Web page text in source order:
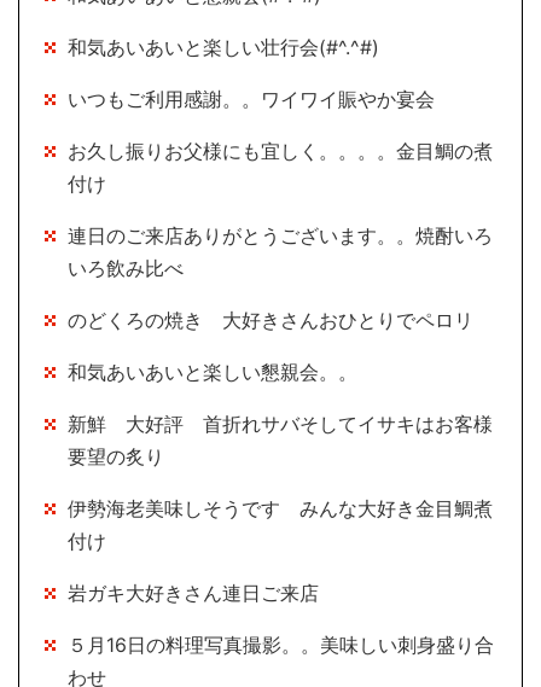
和気あいあいと楽しい壮行会(#^.^#)
いつもご利用感謝。。ワイワイ賑やか宴会
お久し振りお父様にも宜しく。。。。金目鯛の煮
付け
連日のご来店ありがとうございます。。焼酎いろ
いろ飲み比べ
のどくろの焼き 大好きさんおひとりでペロリ
和気あいあいと楽しい懇親会。。
新鮮 大好評 首折れサバそしてイサキはお客様
要望の炙り
伊勢海老美味しそうです みんな大好き金目鯛煮
付け
岩ガキ大好きさん連日ご来店
５月16日の料理写真撮影。。美味しい刺身盛り合
わせ